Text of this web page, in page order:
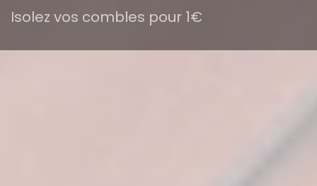
Isolez vos combles pour 1€